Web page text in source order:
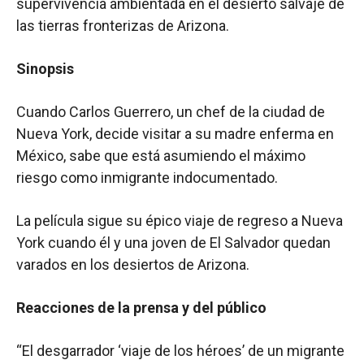
supervivencia ambientada en el desierto salvaje de
las tierras fronterizas de Arizona.
Sinopsis
Cuando Carlos Guerrero, un chef de la ciudad de
Nueva York, decide visitar a su madre enferma en
México, sabe que está asumiendo el máximo
riesgo como inmigrante indocumentado.
La película sigue su épico viaje de regreso a Nueva
York cuando él y una joven de El Salvador quedan
varados en los desiertos de Arizona.
Reacciones de la prensa y del público
“El desgarrador ‘viaje de los héroes’ de un migrante